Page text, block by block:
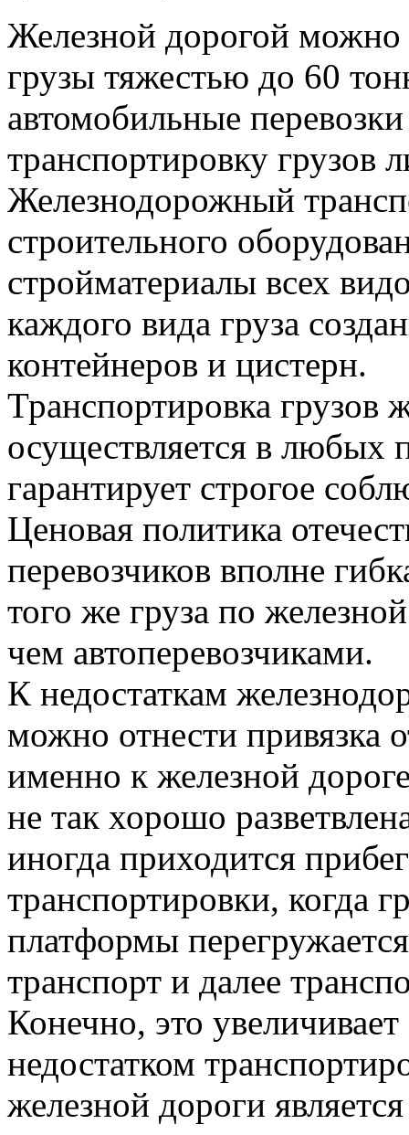
Железной дорогой можно
грузы тяжестью до 60
автомобильные
транспортировку грузов
Железнодорожный
строительного
стройматериалы всех
каждого вида груза
контейнеров и цистерн.
Транспортировка грузов
осуществляется в любых
гарантирует строгое
Ценовая политика
перевозчиков вполне
того же груза по
чем автоперевозчиками.
К недостаткам
можно отнести привязка
именно к железной
не так хорошо
иногда приходится
транспортировки, когда
платформы
транспорт и далее
Конечно, это
недостатком
железной дороги